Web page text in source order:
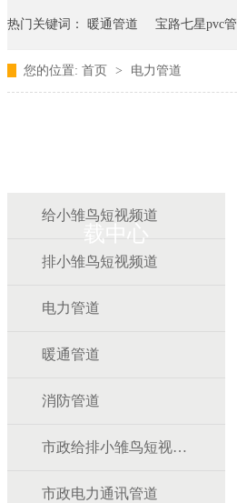
热门关键词： 暖通管道 宝路七星pvc管
您的位置: 首页 > 电力管道
载中心
给小雏鸟短视频道
排小雏鸟短视频道
电力管道
暖通管道
消防管道
市政给排小雏鸟短视频道
市政电力通讯管道